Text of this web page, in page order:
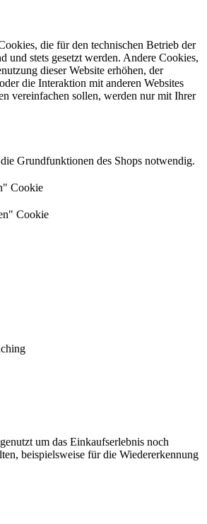
die für den technischen Betrieb der
und stets gesetzt werden. Andere Cookies,
dieser Website erhöhen, der
die Interaktion mit anderen Websites
vereinfachen sollen, werden nur mit Ihrer
Grundfunktionen des Shops notwendig.
Cookie
Cookie
um das Einkaufserlebnis noch
beispielsweise für die Wiedererkennung